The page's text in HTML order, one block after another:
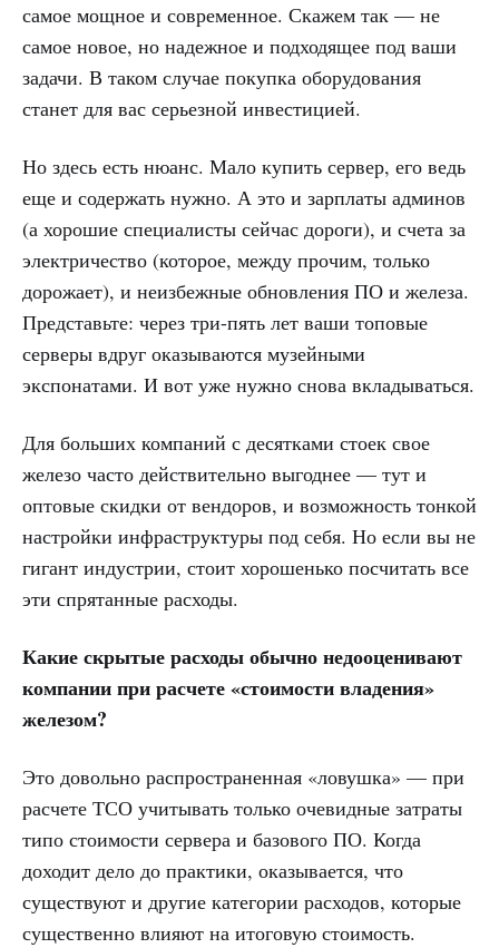
самое мощное и современное. Скажем так — не
самое новое, но надежное и подходящее под ваши
задачи. В таком случае покупка оборудования
станет для вас серьезной инвестицией.
Но здесь есть нюанс. Мало купить сервер, его ведь
еще и содержать нужно. А это и зарплаты админов
(а хорошие специалисты сейчас дороги), и счета за
электричество (которое, между прочим, только
дорожает), и неизбежные обновления ПО и железа.
Представьте: через три-пять лет ваши топовые
серверы вдруг оказываются музейными
экспонатами. И вот уже нужно снова вкладываться.
Для больших компаний с десятками стоек свое
железо часто действительно выгоднее — тут и
оптовые скидки от вендоров, и возможность тонкой
настройки инфраструктуры под себя. Но если вы не
гигант индустрии, стоит хорошенько посчитать все
эти спрятанные расходы.
Какие скрытые расходы обычно недооценивают
компании при расчете «стоимости владения»
железом?
Это довольно распространенная «ловушка» — при
расчете ТСО учитывать только очевидные затраты
типо стоимости сервера и базового ПО. Когда
доходит дело до практики, оказывается, что
существуют и другие категории расходов, которые
существенно влияют на итоговую стоимость.